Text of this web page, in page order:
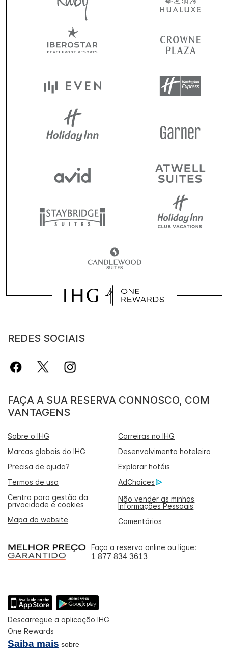
REDES SOCIAIS
FAÇA A SUA RESERVA CONNOSCO, COM
VANTAGENS
Sobre o IHG
Carreiras no IHG
Marcas globais do IHG
Desenvolvimento hoteleiro
Precisa de ajuda?
Explorar hotéis
Termos de uso
AdChoices
Centro para gestão da
privacidade e cookies
Não vender as minhas
Informações Pessoais
Mapa do website
Comentários
Faça a reserva online ou ligue:
1 877 834 3613
Descarregue a aplicação IHG
One Rewards
Saiba mais sobre